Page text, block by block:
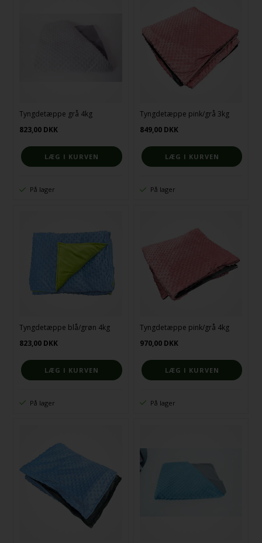
Tyngdetæppe grå 4kg
823,00 DKK
På lager
Tyngdetæppe pink/grå 3kg
849,00 DKK
På lager
Tyngdetæppe blå/grøn 4kg
823,00 DKK
På lager
Tyngdetæppe pink/grå 4kg
970,00 DKK
På lager